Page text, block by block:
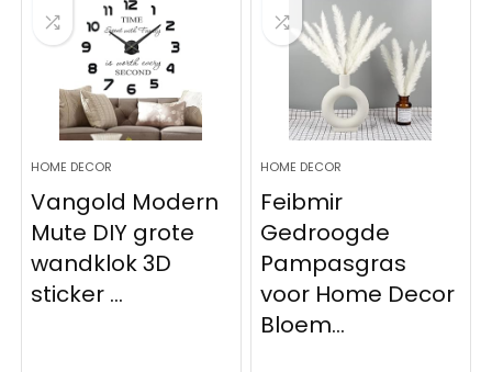
HOME DECOR
Vangold Modern
Mute DIY grote
wandklok 3D
sticker ...
HOME DECOR
Feibmir
Gedroogde
Pampasgras
voor Home Decor
Bloem...